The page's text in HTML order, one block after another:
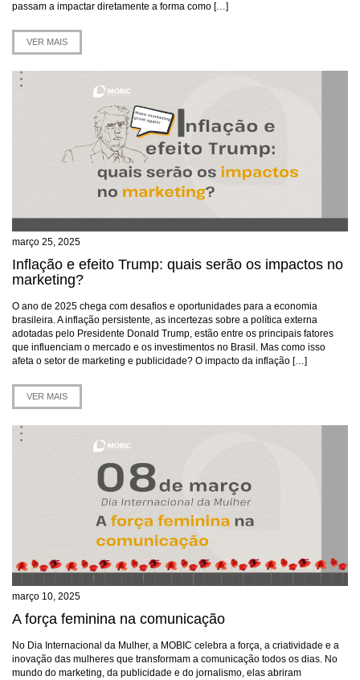
passam a impactar diretamente a forma como […]
VER MAIS
março 25, 2025
Inflação e efeito Trump: quais serão os impactos no
marketing?
O ano de 2025 chega com desafios e oportunidades para a economia
brasileira. A inflação persistente, as incertezas sobre a política externa
adotadas pelo Presidente Donald Trump, estão entre os principais fatores
que influenciam o mercado e os investimentos no Brasil. Mas como isso
afeta o setor de marketing e publicidade? O impacto da inflação […]
VER MAIS
março 10, 2025
A força feminina na comunicação
No Dia Internacional da Mulher, a MOBIC celebra a força, a criatividade e a
inovação das mulheres que transformam a comunicação todos os dias. No
mundo do marketing, da publicidade e do jornalismo, elas abriram